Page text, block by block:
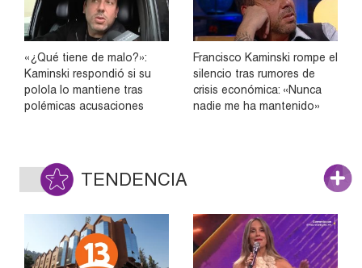
«¿Qué tiene de malo?»:
Kaminski respondió si su
polola lo mantiene tras
polémicas acusaciones
Francisco Kaminski rompe el
silencio tras rumores de
crisis económica: «Nunca
nadie me ha mantenido»
TENDENCIA